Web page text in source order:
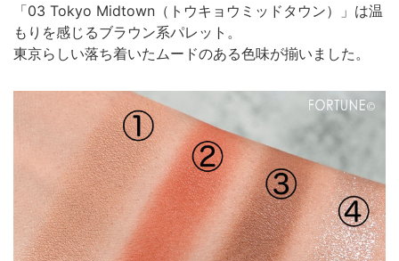
「03 Tokyo Midtown（トウキョウミッドタウン）」は温
もりを感じるブラウン系パレット。
東京らしい落ち着いたムードのある色味が揃いました。